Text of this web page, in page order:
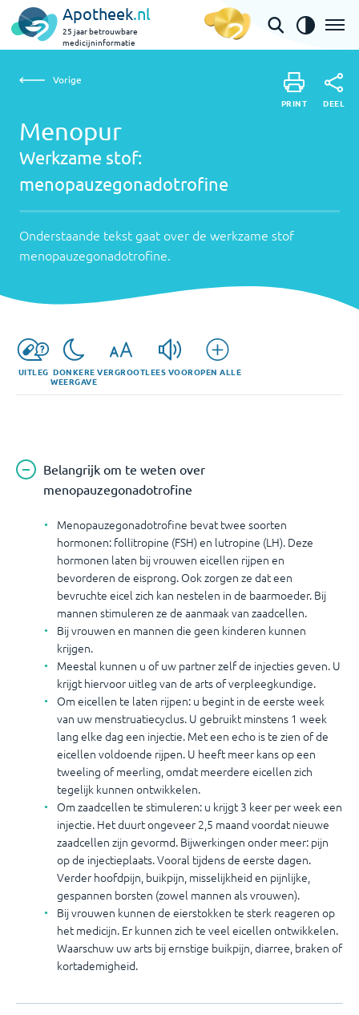
Apotheek.nl
25 jaar betrouwbare
medicijninformatie
Menopur | menopauzegonadotrofine
Werkzame
stof:
Onderstaande
Vorige
Menopur
Werkzame stof:
menopauzegonadotrofine
Onderstaande tekst gaat over de werkzame stof
menopauzegonadotrofine.
PRINT DEEL
UITLEG DONKERE
WEERGAVE
VERGROOTLEES VOOROPEN ALLE
Belangrijk om te weten over
menopauzegonadotrofine
Menopauzegonadotrofine bevat twee soorten
hormonen: follitropine (FSH) en lutropine (LH). Deze
hormonen laten bij vrouwen eicellen rijpen en
bevorderen de eisprong. Ook zorgen ze dat een
bevruchte eicel zich kan nestelen in de baarmoeder. Bij
mannen stimuleren ze de aanmaak van zaadcellen.
Bij vrouwen en mannen die geen kinderen kunnen
krijgen.
Meestal kunnen u of uw partner zelf de injecties geven. U
krijgt hiervoor uitleg van de arts of verpleegkundige.
Om eicellen te laten rijpen: u begint in de eerste week
van uw menstruatiecyclus. U gebruikt minstens 1 week
lang elke dag een injectie. Met een echo is te zien of de
eicellen voldoende rijpen. U heeft meer kans op een
tweeling of meerling, omdat meerdere eicellen zich
tegelijk kunnen ontwikkelen.
Om zaadcellen te stimuleren: u krijgt 3 keer per week een
injectie. Het duurt ongeveer 2,5 maand voordat nieuwe
zaadcellen zijn gevormd. Bijwerkingen onder meer: pijn
op de injectieplaats. Vooral tijdens de eerste dagen.
Verder hoofdpijn, buikpijn, misselijkheid en pijnlijke,
gespannen borsten (zowel mannen als vrouwen).
Bij vrouwen kunnen de eierstokken te sterk reageren op
het medicijn. Er kunnen zich te veel eicellen ontwikkelen.
Waarschuw uw arts bij ernstige buikpijn, diarree, braken of
kortademigheid.